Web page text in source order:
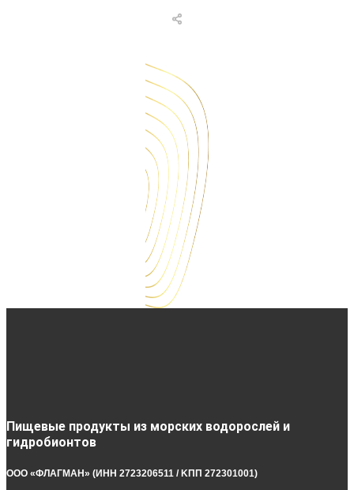
Пищевые продукты из морских водорослей и
гидробионтов
ООО «ФЛАГМАН» (ИНН 2723206511 / KПП 272301001)